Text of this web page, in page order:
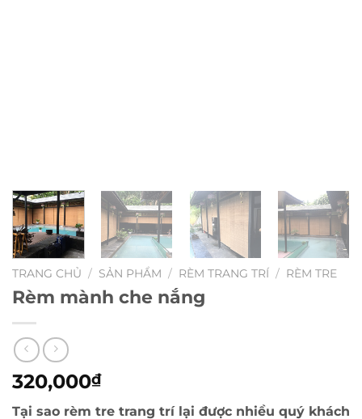
TRANG CHỦ / SẢN PHẨM / RÈM TRANG TRÍ / RÈM TRE
Rèm mành che nắng
320,000₫
Tại sao rèm tre trang trí lại được nhiều quý khách